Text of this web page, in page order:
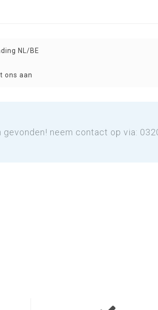
NL/BE
ons aan
gevonden! neem contact op via: